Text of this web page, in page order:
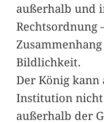
außerhalb und
Rechtsordnung
Bildlichkeit.
Der König kann
Institution nicht
außerhalb der